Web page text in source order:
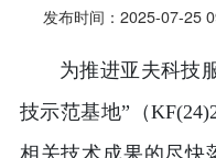
发布时间：2025-07-25
为推进亚夫科技
技示范基地”（